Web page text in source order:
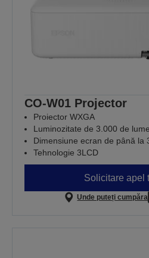
CO-W01 Projector
Proiector WXGA
Luminozitate de 3.000 de
Dimensiune ecran de până la
Tehnologie 3LCD
Solicitare apel
Unde puteți cumpăra